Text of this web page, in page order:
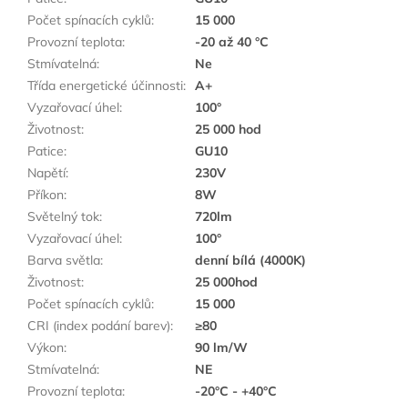
Počet spínacích cyklů:
15 000
Provozní teplota:
-20 až 40 °C
Stmívatelná:
Ne
Třída energetické účinnosti: A+
Vyzařovací úhel:
100°
Životnost:
25 000 hod
Patice:
GU10
Napětí:
230V
Příkon:
8W
Světelný tok:
720lm
Vyzařovací úhel:
100°
Barva světla:
denní bílá (4000K)
Životnost:
25 000hod
Počet spínacích cyklů:
15 000
CRI (index podání barev):
≥80
Výkon:
90 lm/W
Stmívatelná:
NE
Provozní teplota:
-20°C - +40°C